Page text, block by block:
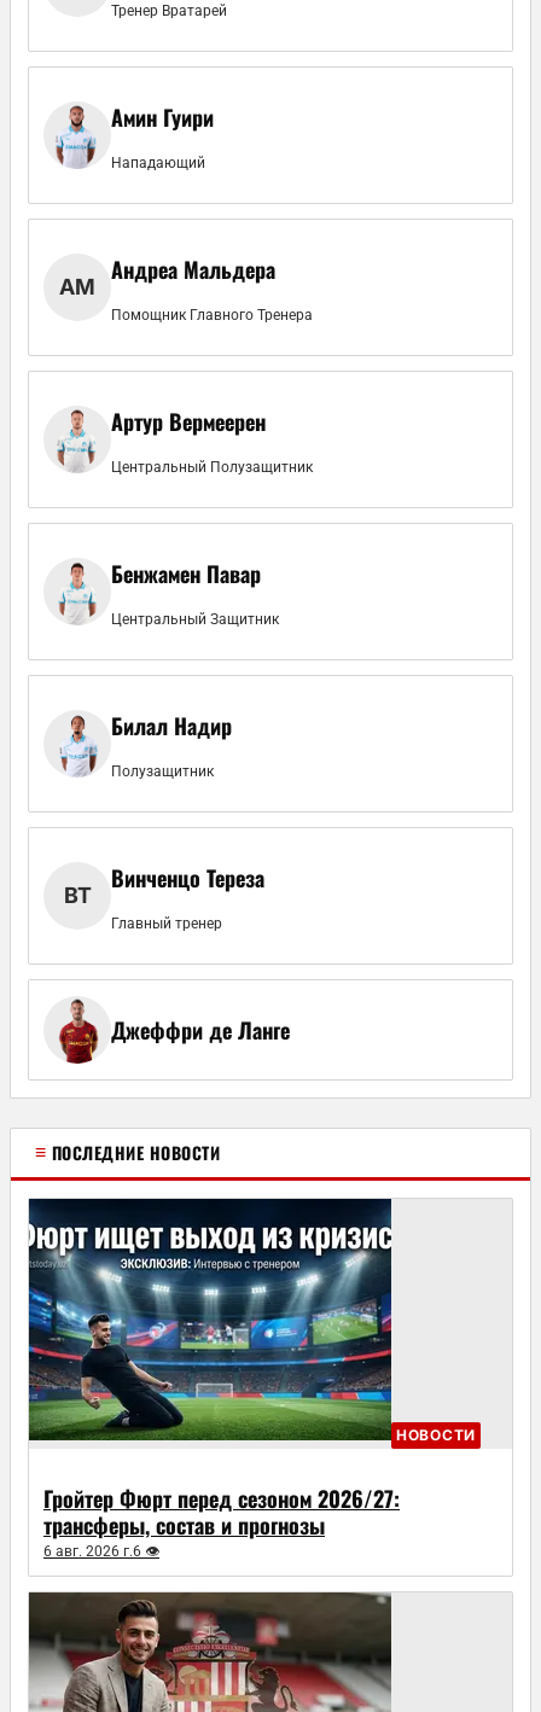
Тренер Вратарей
Амин Гуири
Нападающий
АМ
Андреа Мальдера
Помощник Главного Тренера
Артур Вермеерен
Центральный Полузащитник
Бенжамен Павар
Центральный Защитник
Билал Надир
Полузащитник
ВТ
Винченцо Тереза
Главный тренер
Джеффри де Ланге
≡ ПОСЛЕДНИЕ НОВОСТИ
НОВОСТИ
Гройтер Фюрт перед сезоном 2026/27:
трансферы, состав и прогнозы
6 авг. 2026 г.6 👁